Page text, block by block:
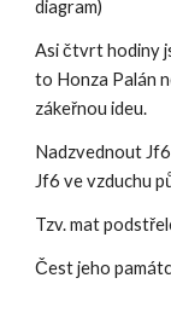
diagram)
Asi čtvrt hodiny
to Honza Palán
zákeřnou ideu.
Nadzvednout
Jf6 ve vzduchu
Tzv. mat
Čest jeho